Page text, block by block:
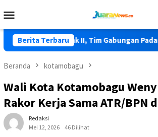
ke
Mobile
Berita Terbaru
di Lolak II, Tim Gabungan Padamkan Api
Beranda kotamobagu
Wali Kota Kotamobagu
Rakor Kerja Sama ATR/BPN
Redaksi
Mei 12, 2026
46 Dilihat